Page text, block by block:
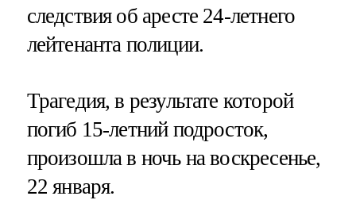
следствия об аресте 24-летнего
лейтенанта полиции.
Трагедия, в результате которой
погиб 15-летний подросток,
произошла в ночь на воскресенье,
22 января.